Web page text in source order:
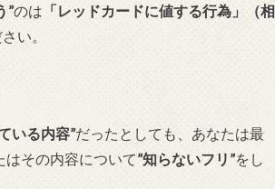
”のは 「レッドカードに値する行為」（相
い。
いる内容”だったとしても、あなたは最
その内容について”知らないフリ”をし